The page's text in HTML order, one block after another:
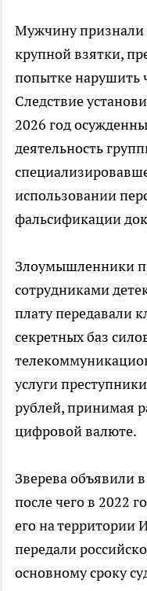
Мужчину
крупной взятки,
попытке нарушить
Следствие
2026 год
деятельность
использовании
фальсификации
Злоумышленники
сотрудниками
плату передавали
секретных баз
услуги
рублей, принимая
цифровой валюте.
Зверева объявили
после чего в 2022
его на территории
передали
основному сроку